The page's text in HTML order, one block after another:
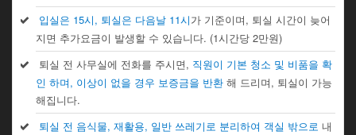
입실은 15시, 퇴실은 다음날 11시가 기준이며, 퇴실 시간이 늦어
지면 추가요금이 발생할 수 있습니다. (1시간당 2만원)
퇴실 전 사무실에 전화를 주시면, 직원이 기본 청소 및 비품을 확
인 하며, 이상이 없을 경우 보증금을 반환해 드리며, 퇴실이 가능
해집니다.
퇴실 전 음식물, 재활용, 일반 쓰레기로 분리하여 객실 밖으로 내